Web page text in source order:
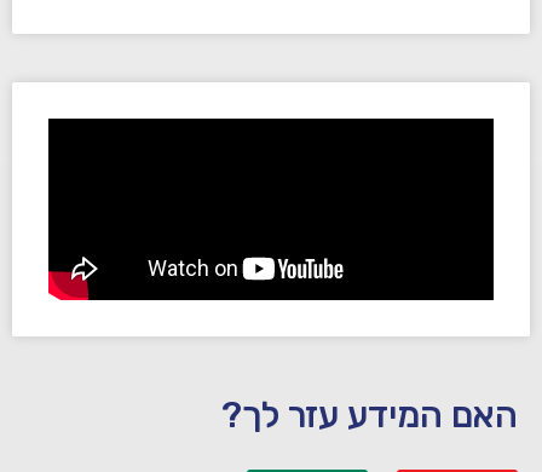
האם המידע עזר לך?